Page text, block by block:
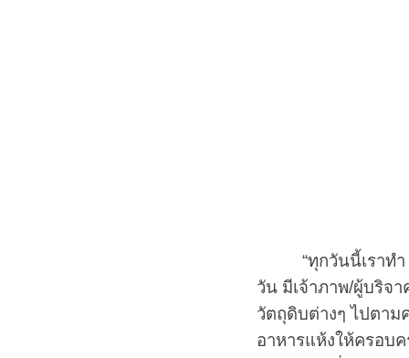
“ทุกวันนี้เราทำ 4
วัน มีเจ้าภาพ/ผู้บริจ
วัตถุดิบต่างๆ ไปตา
อาหารแห้งให้ครอบ